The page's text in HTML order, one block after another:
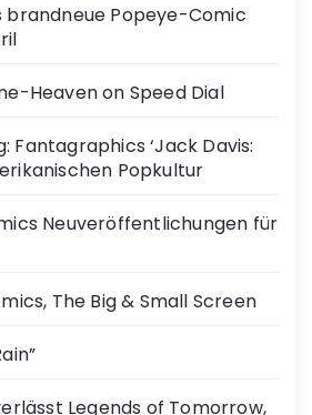
brandneue Popeye-Comic
Heaven on Speed Dial
Fantagraphics ‘Jack Davis:
Popkultur
Neuveröffentlichungen für
The Big & Small Screen
Legends of Tomorrow,